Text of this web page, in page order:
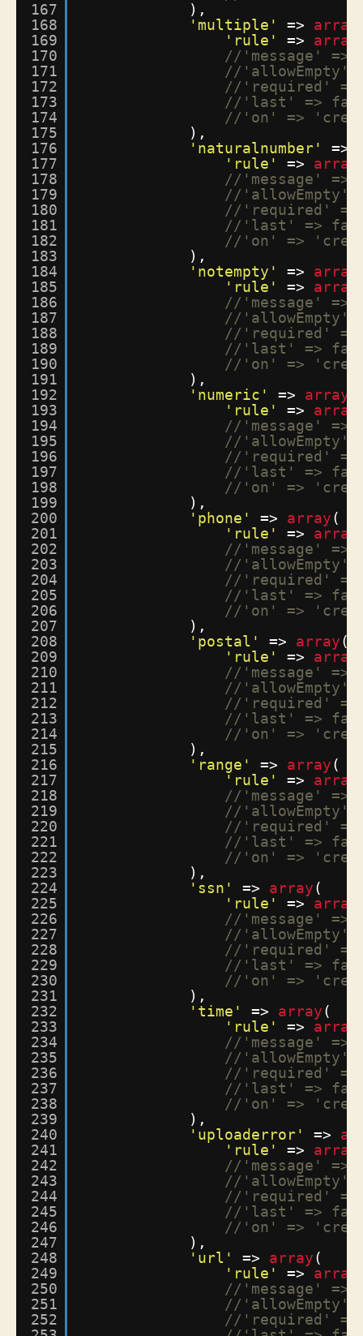
167
168
169
170
171
172
173
174
175
176
177
178
179
180
181
182
183
184
185
186
187
188
189
190
191
192
193
194
195
196
197
198
199
200
201
202
203
204
205
206
207
208
209
210
211
212
213
214
215
216
217
218
219
220
221
222
223
224
225
226
227
228
229
230
231
232
233
234
235
236
237
238
239
240
241
242
243
244
245
246
247
248
249
250
251
252
),
'multiple'
=> array
'rule'
=> array
//'message' =>
//'allowEmpty'
//'required'
//'last' =>
//'on' =>
),
'naturalnumber'
=>
'rule'
=> array
//'message' =>
//'allowEmpty'
//'required'
//'last' =>
//'on' =>
),
'notempty'
=> array
'rule'
=> array
//'message' =>
//'allowEmpty'
//'required'
//'last' =>
//'on' =>
),
'numeric'
=> array
'rule'
=> array
//'message' =>
//'allowEmpty'
//'required'
//'last' =>
//'on' =>
),
'phone'
=> array(
'rule'
=> array
//'message' =>
//'allowEmpty'
//'required'
//'last' =>
//'on' =>
),
'postal'
=> array(
'rule'
=> array
//'message' =>
//'allowEmpty'
//'required'
//'last' =>
//'on' =>
),
'range'
=> array(
'rule'
=> array
//'message' =>
//'allowEmpty'
//'required'
//'last' =>
//'on' =>
),
'ssn'
=> array(
'rule'
=> array
//'message' =>
//'allowEmpty'
//'required'
//'last' =>
//'on' =>
),
'time'
=> array(
'rule'
=> array
//'message' =>
//'allowEmpty'
//'required'
//'last' =>
//'on' =>
),
'uploaderror'
=>
'rule'
=> array
//'message' =>
//'allowEmpty'
//'required'
//'last' =>
//'on' =>
),
'url'
=> array(
'rule'
=> array
//'message' =>
//'allowEmpty'
//'required'